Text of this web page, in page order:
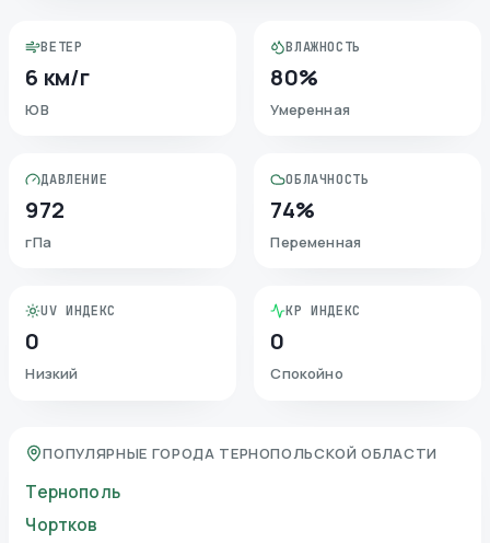
ВЕТЕР
6 км/г
ЮВ
ВЛАЖНОСТЬ
80%
Умеренная
ДАВЛЕНИЕ
972
гПа
ОБЛАЧНОСТЬ
74%
Переменная
UV ИНДЕКС
0
Низкий
KP ИНДЕКС
0
Спокойно
ПОПУЛЯРНЫЕ ГОРОДА ТЕРНОПОЛЬСКОЙ ОБЛАСТИ
Тернополь
Чортков